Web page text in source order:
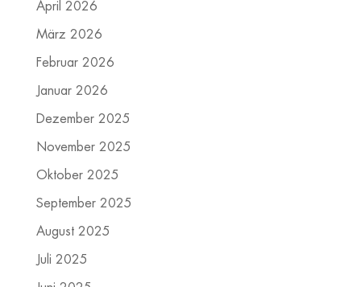
April 2026
März 2026
Februar 2026
Januar 2026
Dezember 2025
November 2025
Oktober 2025
September 2025
August 2025
Juli 2025